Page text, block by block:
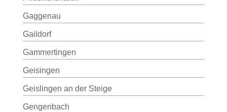
Gaggenau
Gaildorf
Gammertingen
Geisingen
Geislingen an der Steige
Gengenbach